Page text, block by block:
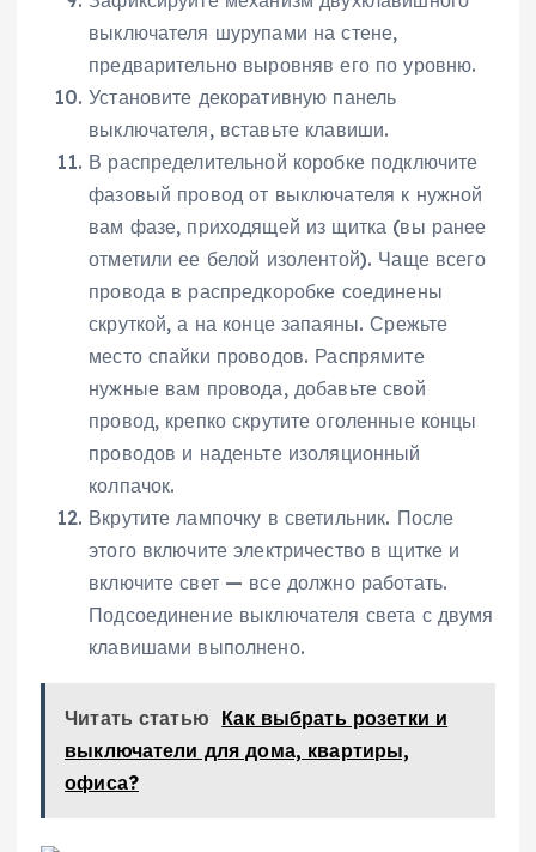
выключателя шурупами на стене,
предварительно выровняв его по уровню.
Установите декоративную панель
выключателя, вставьте клавиши.
В распределительной коробке подключите
фазовый провод от выключателя к нужной
вам фазе, приходящей из щитка (вы ранее
отметили ее белой изолентой). Чаще всего
провода в распредкоробке соединены
скруткой, а на конце запаяны. Срежьте
место спайки проводов. Распрямите
нужные вам провода, добавьте свой
провод, крепко скрутите оголенные концы
проводов и наденьте изоляционный
колпачок.
Вкрутите лампочку в светильник. После
этого включите электричество в щитке и
включите свет — все должно работать.
Подсоединение выключателя света с двумя
клавишами выполнено.
Читать статью Как выбрать розетки и
выключатели для дома, квартиры,
офиса?